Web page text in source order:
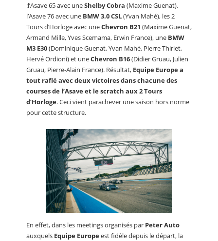
:l’Asave 65 avec uneShelby Cobra (Maxime Guenat),
l’Asave 76 avec une BMW 3.0 CSL(Yvan Mahé), les 2
Tours d’Horloge avec uneChevron B21 (Maxime Guenat,
Armand Mille, Yves Scemama, Erwin France), une BMW
M3 E30(Dominique Guenat, Yvan Mahé, Pierre Thiriet,
Hervé Ordioni) et uneChevron B16(Didier Gruau, Julien
Gruau, Pierre-Alain France). Résultat, Equipe Europe a
tout raflé avec deux victoires dans chacune des
courses de l’Asave et le scratch aux 2 Tours
d’Horloge. Ceci vient parachever une saison hors norme
pour cette structure.
En effet, dans les meetings organisés par Peter Auto
auxquels Equipe Europeest fidèle depuis le départ, la